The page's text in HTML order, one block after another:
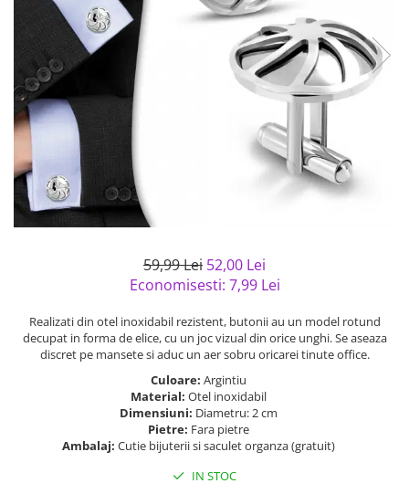
semipretioase
Bijuterii argint placat cu aur
Bijuterii argint cu diverse
materiale
Bijuterii argint cu murano
Bijuterii de Lux
Bijuterii gotice si rock
Bijuterii Handmade
Bijuterii fantezie
Casete si cutii de bijuterii
Bijuterii tungsten
Accesorii Piele
Cadouri
59,99 Lei 52,00 Lei
Economisesti: 7,99 Lei
Realizati din otel inoxidabil rezistent, butonii au un model rotund
decupat in forma de elice, cu un joc vizual din orice unghi. Se aseaza
discret pe mansete si aduc un aer sobru oricarei tinute office.
Culoare: Argintiu
Material: Otel inoxidabil
Dimensiuni: Diametru: 2 cm
Pietre: Fara pietre
Ambalaj: Cutie bijuterii si saculet organza (gratuit)
IN STOC